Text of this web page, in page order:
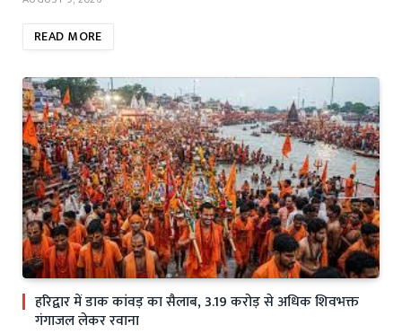
READ MORE
हरिद्वार में डाक कांवड़ का सैलाब, 3.19 करोड़ से अधिक शिवभक्त
गंगाजल लेकर रवाना